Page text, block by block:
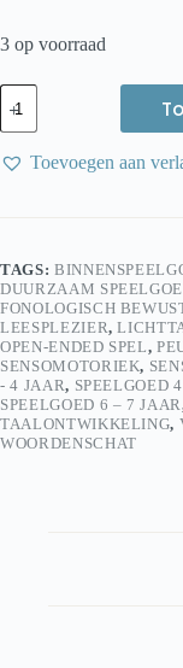
3 op voorraad
Eduplay
Transparante
letters
–
leren
ontdekken
aantal
Toevoegen aan
TAGS:
DUURZAAM
FONOLOGISCH
LEESPLEZIER,
OPEN-ENDED SPEL,
SENSOMOTORIEK,
- 4 JAAR, SPEELGOED
SPEELGOED 6 – 7 JAAR
TAALONTWIKKELING,
WOORDENSCHAT